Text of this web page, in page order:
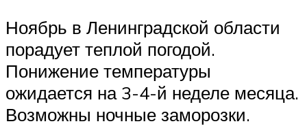
Ноябрь в Ленинградской области
порадует теплой погодой.
Понижение температуры
ожидается на 3-4-й неделе месяца.
Возможны ночные заморозки.